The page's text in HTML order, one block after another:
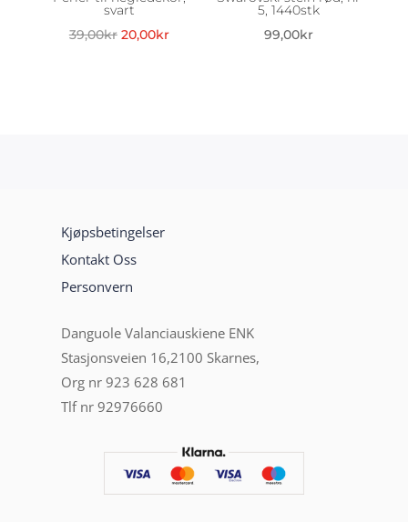
svart
39,00kr Opprinnelig
20,00krNåværende
5, 1440stk
99,00kr
Kjøpsbetingelser
Kontakt Oss
Personvern
Danguole Valanciauskiene ENK
Stasjonsveien 16,2100 Skarnes,
Org nr 923 628 681
Tlf nr 92976660